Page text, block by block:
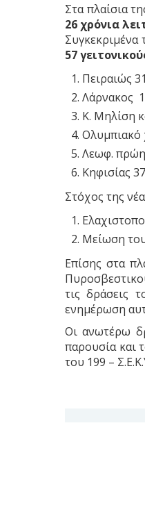
Στα πλαίσια
26 χρόνια
57
Πειραιώς
Λάρνακος
Κ. Μηλίση
Ολυμπιακό
Λεωφ.
Κηφισίας
Στόχος της
Μείωση
Επίσης στα
τις δράσεις
ενημέρωση
Οι ανωτέρω
παρουσία και
του 199 –